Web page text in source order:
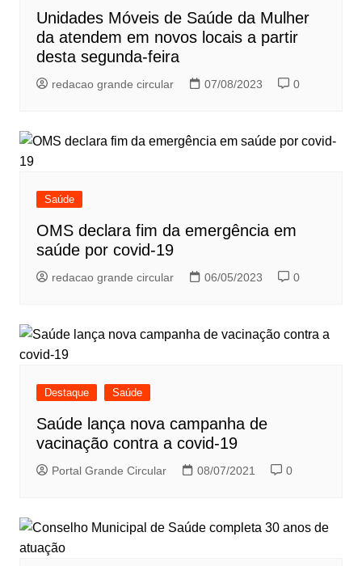
Unidades Móveis de Saúde da Mulher
da atendem em novos locais a partir
desta segunda-feira
redacao grande circular 07/08/2023 0
Saúde
OMS declara fim da emergência em
saúde por covid-19
redacao grande circular 06/05/2023 0
Destaque Saúde
Saúde lança nova campanha de
vacinação contra a covid-19
Portal Grande Circular 08/07/2021 0